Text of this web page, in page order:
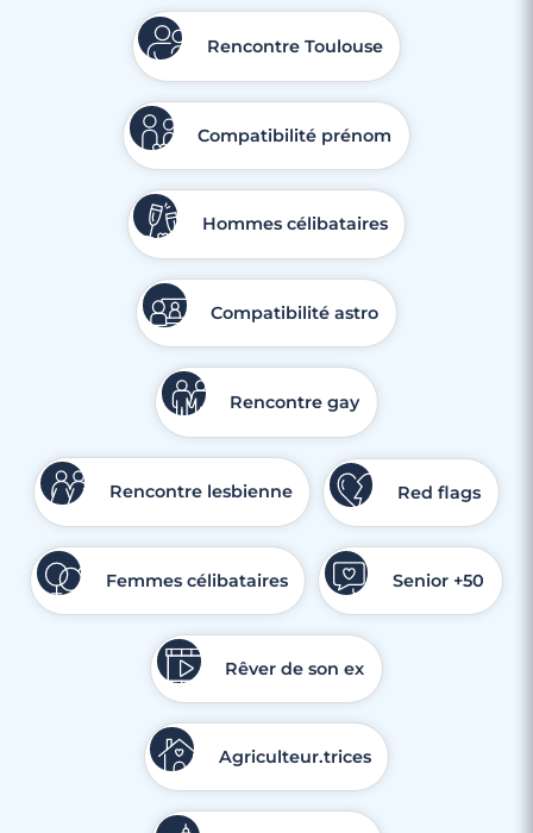
Rencontre Toulouse
Compatibilité prénom
Hommes célibataires
Compatibilité astro
Rencontre gay
Rencontre lesbienne Red flags
Femmes célibataires Senior +50
Rêver de son ex
Agriculteur.trices